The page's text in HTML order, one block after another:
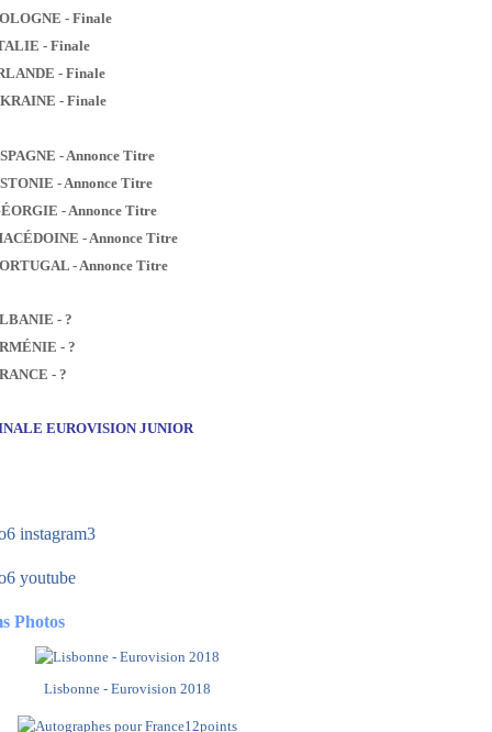
- Finale
- Finale
- Finale
- Finale
- Annonce Titre
- Annonce Titre
- Annonce Titre
- Annonce Titre
- Annonce Titre
- ?
- ?
- ?
EUROVISION JUNIOR
Photos
Lisbonne - Eurovision 2018